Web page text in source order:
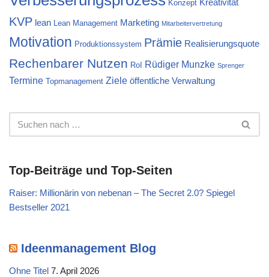
Konzept Kreativität
KVP lean Lean Management Marketing Mitarbeitervertretung
Motivation Produktionssystem Prämie Realisierungsquote
Rechenbarer Nutzen RoI Rüdiger Munzke Sprenger
Termine Topmanagement Ziele öffentliche Verwaltung
Top-Beiträge und Top-Seiten
Raiser: Millionärin von nebenan – The Secret 2.0? Spiegel
Bestseller 2021
Ideenmanagement Blog
Ohne Titel 7. April 2026